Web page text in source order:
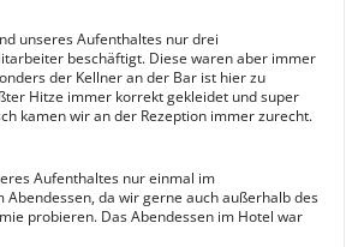
unseres Aufenthaltes nur drei
beschäftigt. Diese waren aber immer
der Kellner an der Bar ist hier zu
Hitze immer korrekt gekleidet und super
kamen wir an der Rezeption immer zurecht.
Aufenthaltes nur einmal im
Abendessen, da wir gerne auch außerhalb des
probieren. Das Abendessen im Hotel war